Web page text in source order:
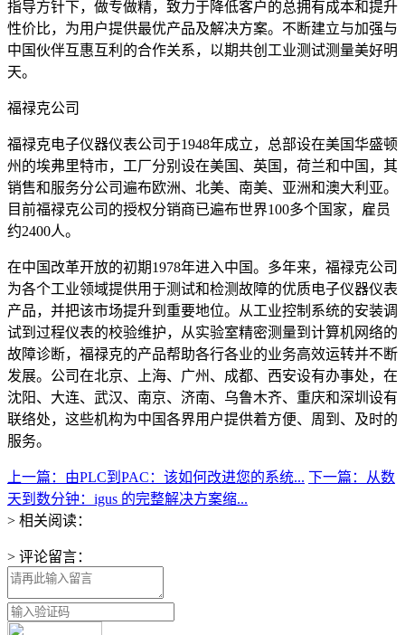
指导方针下，做专做精，致力于降低客户的总拥有成本和提升
性价比，为用户提供最优产品及解决方案。不断建立与加强与
中国伙伴互惠互利的合作关系，以期共创工业测试测量美好明
天。
福禄克公司
福禄克电子仪器仪表公司于1948年成立，总部设在美国华盛顿
州的埃弗里特市，工厂分别设在美国、英国，荷兰和中国，其
销售和服务分公司遍布欧洲、北美、南美、亚洲和澳大利亚。
目前福禄克公司的授权分销商已遍布世界100多个国家，雇员
约2400人。
在中国改革开放的初期1978年进入中国。多年来，福禄克公司
为各个工业领域提供用于测试和检测故障的优质电子仪器仪表
产品，并把该市场提升到重要地位。从工业控制系统的安装调
试到过程仪表的校验维护，从实验室精密测量到计算机网络的
故障诊断，福禄克的产品帮助各行各业的业务高效运转并不断
发展。公司在北京、上海、广州、成都、西安设有办事处，在
沈阳、大连、武汉、南京、济南、乌鲁木齐、重庆和深圳设有
联络处，这些机构为中国各界用户提供着方便、周到、及时的
服务。
上一篇：由PLC到PAC：该如何改进您的系统... 下一篇：从数
天到数分钟：igus 的完整解决方案缩...
> 相关阅读：
> 评论留言：